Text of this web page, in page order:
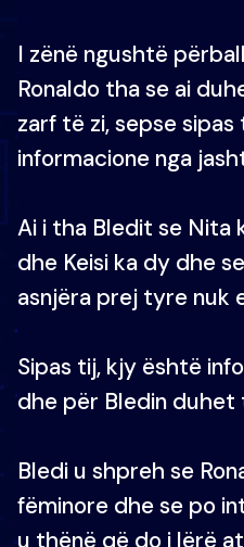
I zënë ngushtë
Ronaldo tha se ai
zarf të zi, sepse sipas
informacione nga
Ai i tha Bledit se Nita
dhe Keisi ka dy dhe
asnjëra prej tyre nuk
Sipas tij, kjy është
dhe për Bledin duhet
Bledi u shpreh se
fëminore dhe se po
u thënë që do i lërë